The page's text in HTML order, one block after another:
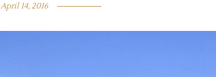
April 14, 2016